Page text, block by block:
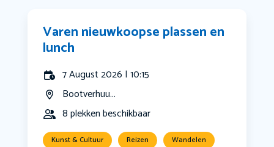
Varen nieuwkoopse plassen en
lunch
7 August 2026 | 10:15
Bootverhuu...
8 plekken beschikbaar
Kunst & Cultuur Reizen Wandelen